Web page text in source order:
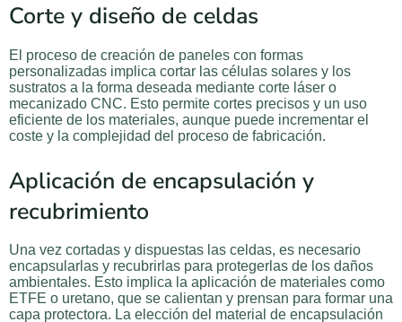
Corte y diseño de celdas
El proceso de creación de paneles con formas
personalizadas implica cortar las células solares y los
sustratos a la forma deseada mediante corte láser o
mecanizado CNC. Esto permite cortes precisos y un uso
eficiente de los materiales, aunque puede incrementar el
coste y la complejidad del proceso de fabricación.
Aplicación de encapsulación y
recubrimiento
Una vez cortadas y dispuestas las celdas, es necesario
encapsularlas y recubrirlas para protegerlas de los daños
ambientales. Esto implica la aplicación de materiales como
ETFE o uretano, que se calientan y prensan para formar una
capa protectora. La elección del material de encapsulación